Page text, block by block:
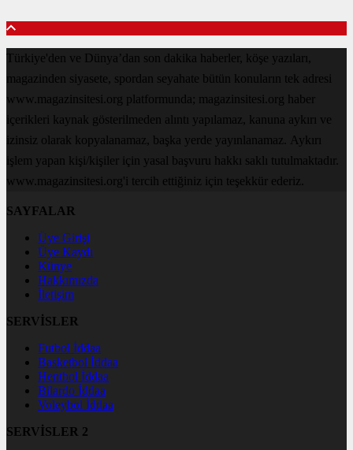
Türkiye'den ve Dünya’dan son dakika haberler, köşe yazıları,
magazinden siyasete, spordan seyahate bütün konuların tek adresi
www.magazinsitesi.org platformunda; magazinsitesi.org haber
içerikleri kaynak gösterilmeden alıntı yapılamaz, kanuna aykırı ve
izinsiz olarak kopyalanamaz, başka yerde yayınlanamaz. Aykırı
işlem yapan kişi/kişiler için yasal başvuru hakkı saklı tutulmaktadır.
www.magazinsitesi.org'i tercih ettiğiniz için teşekkür ederiz.
SAYFALAR
Üye Girişi
Üye Kaydı
Künye
Hakkımızda
İletişim
SERVİSLER
Futbol İddaa
Basketbol İddaa
Hentbol İddaa
Bilardo İddaa
Voleybol İddaa
SERVİSLER 2